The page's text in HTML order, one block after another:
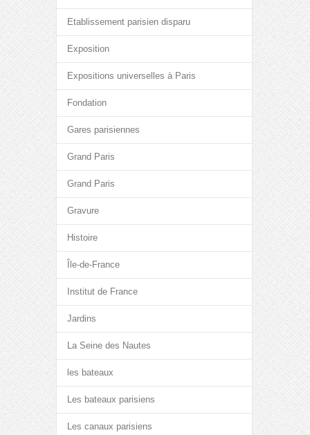
Etablissement parisien disparu
Exposition
Expositions universelles à Paris
Fondation
Gares parisiennes
Grand Paris
Grand Paris
Gravure
Histoire
Île-de-France
Institut de France
Jardins
La Seine des Nautes
les bateaux
Les bateaux parisiens
Les canaux parisiens